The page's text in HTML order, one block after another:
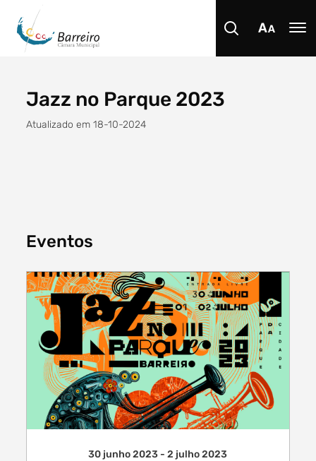
Procurar
Filtro dos anos
Filtros dos meses
Jazz no Parque 2023
Atualizado em 18-10-2024
Eventos
30 junho 2023 - 2 julho 2023